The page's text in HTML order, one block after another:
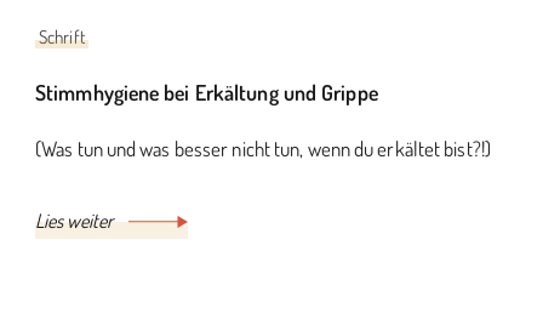
Schrift
Stimmhygiene bei Erkältung und Grippe
(Was tun und was besser nicht tun, wenn du erkältet bist?!)
Lies weiter